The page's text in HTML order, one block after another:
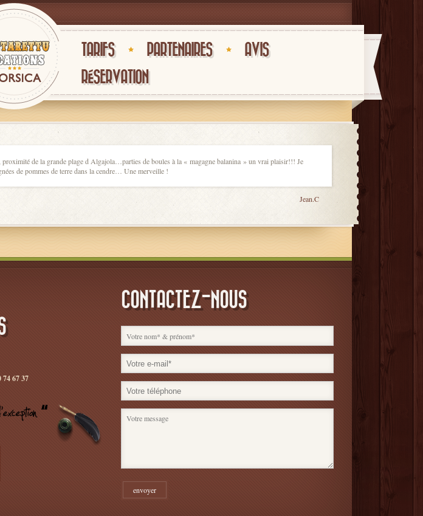
TARIFS PARTENAIRES
AVIS
RÉSERVATION
de la grande plage d Algajola…parties de boules à la « magagne balanina » un vrai plaisir!!! Je
de pommes de terre dans la cendre… Une merveille !
Jean.C
74 67 37
CONTACTEZ-NOUS